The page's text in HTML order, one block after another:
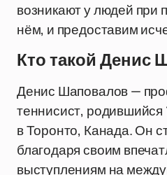
возникают у людей при
нём, и предоставим
Кто такой Денис
Денис Шаповалов —
теннисист, родившийся
в Торонто, Канада. Он
благодаря своим
выступлениям на